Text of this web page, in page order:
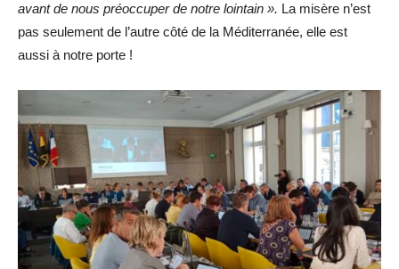
avant de nous préoccuper de notre lointain ». La misère n’est
pas seulement de l’autre côté de la Méditerranée, elle est
aussi à notre porte !